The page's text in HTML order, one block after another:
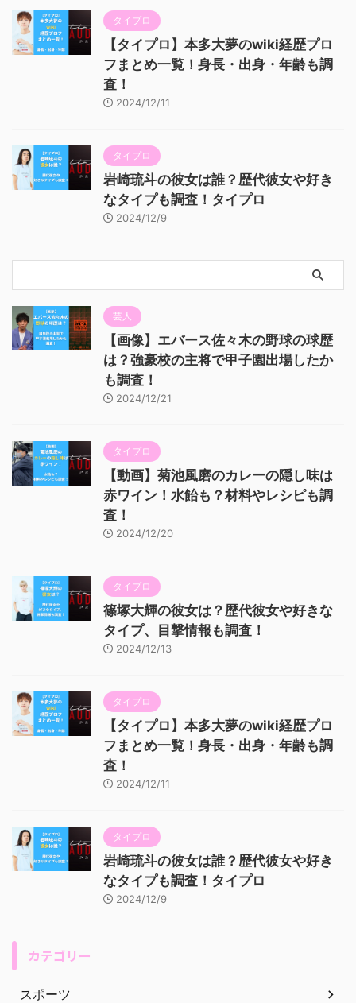
タイプロ
【タイプロ】本多大夢のwiki経歴プロ
フまとめ一覧！身長・出身・年齢も調
査！
2024/12/11
タイプロ
岩崎琉斗の彼女は誰？歴代彼女や好き
なタイプも調査！タイプロ
2024/12/9
芸人
【画像】エバース佐々木の野球の球歴
は？強豪校の主将で甲子園出場したか
も調査！
2024/12/21
タイプロ
【動画】菊池風磨のカレーの隠し味は
赤ワイン！水飴も？材料やレシピも調
査！
2024/12/20
タイプロ
篠塚大輝の彼女は？歴代彼女や好きな
タイプ、目撃情報も調査！
2024/12/13
タイプロ
【タイプロ】本多大夢のwiki経歴プロ
フまとめ一覧！身長・出身・年齢も調
査！
2024/12/11
タイプロ
岩崎琉斗の彼女は誰？歴代彼女や好き
なタイプも調査！タイプロ
2024/12/9
カテゴリー
スポーツ